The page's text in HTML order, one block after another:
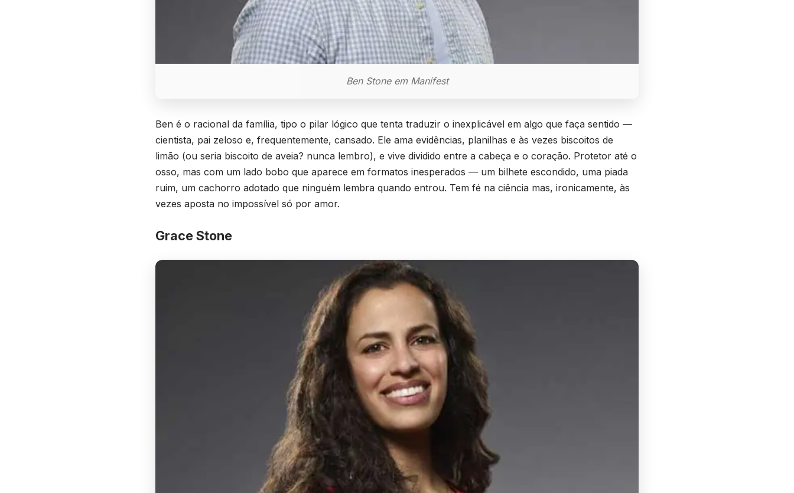
Ben Stone em Manifest
Ben é o racional da família, tipo o pilar lógico que tenta traduzir o inexplicável em algo que faça sentido —
cientista, pai zeloso e, frequentemente, cansado. Ele ama evidências, planilhas e às vezes biscoitos de
limão (ou seria biscoito de aveia? nunca lembro), e vive dividido entre a cabeça e o coração. Protetor até o
osso, mas com um lado bobo que aparece em formatos inesperados — um bilhete escondido, uma piada
ruim, um cachorro adotado que ninguém lembra quando entrou. Tem fé na ciência mas, ironicamente, às
vezes aposta no impossível só por amor.
Grace Stone